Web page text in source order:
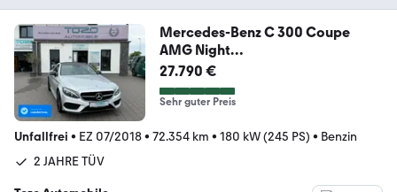
Mercedes-Benz C 300 Coupe
AMG Night
Edition*PANO*KAMERA*TOP*
27.790 €
Sehr guter Preis
Unfallfrei • EZ 07/2018• 72.354 km • 180 kW (245 PS) • Benzin
2 JAHRE TÜV